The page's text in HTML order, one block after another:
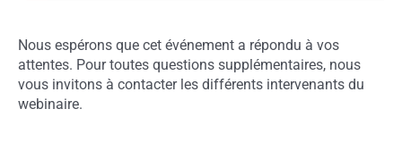
Nous espérons que cet événement a répondu à vos
attentes. Pour toutes questions supplémentaires, nous
vous invitons à contacter les différents intervenants du
webinaire.